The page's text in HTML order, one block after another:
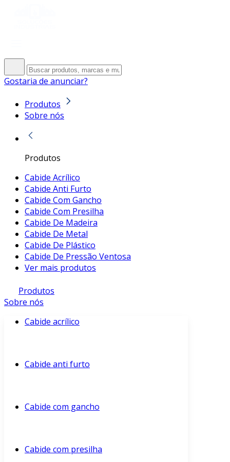
Gostaria de anunciar?
Produtos
Sobre nós
Produtos
Cabide Acrílico
Cabide Anti Furto
Cabide Com Gancho
Cabide Com Presilha
Cabide De Madeira
Cabide De Metal
Cabide De Plástico
Cabide De Pressão Ventosa
Ver mais produtos
Produtos
Sobre nós
Cabide acrílico
Cabide anti furto
Cabide com gancho
Cabide com presilha